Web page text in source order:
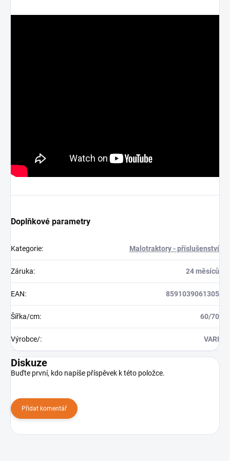
Doplňkové parametry
Kategorie: Malotraktory - příslušenství
Záruka: 24 měsíců
EAN: 8591039061305
Šířka/cm: 60/70
Výrobce/: VARI
Diskuze
Buďte první, kdo napíše příspěvek k této položce.
Přidat komentář